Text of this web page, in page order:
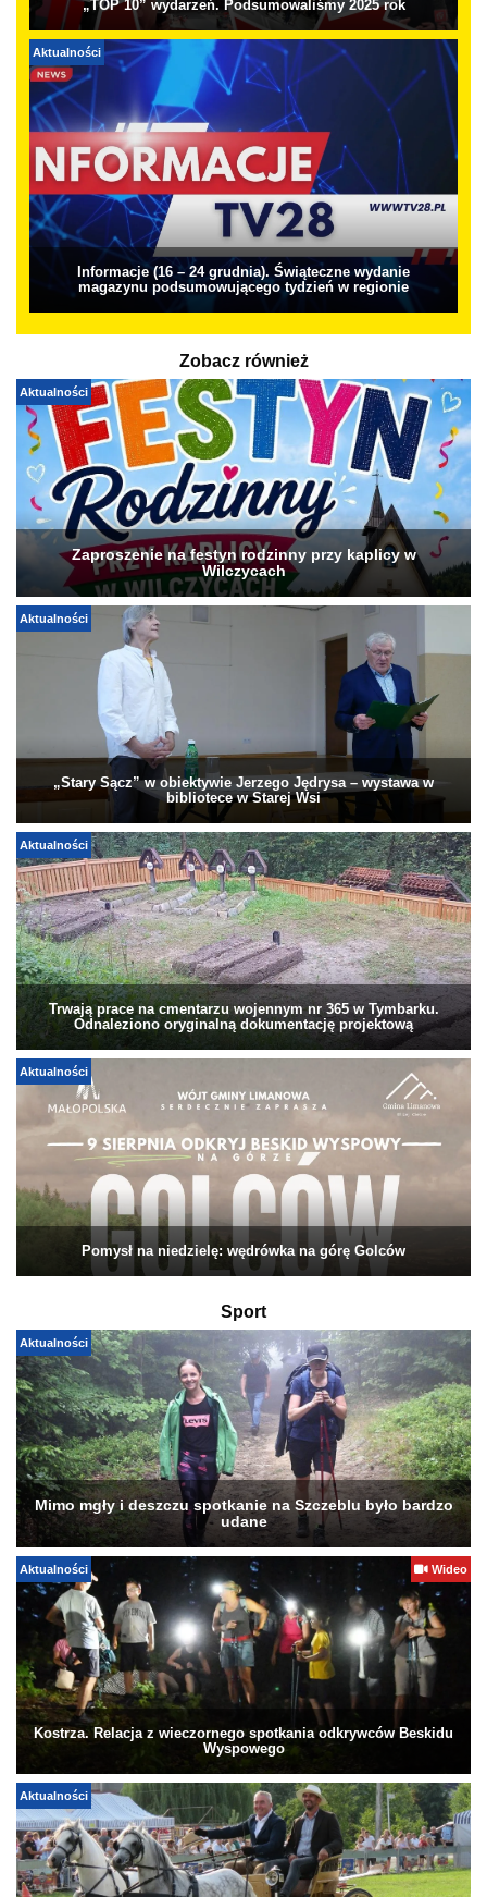
„TOP 10” wydarzeń. Podsumowaliśmy 2025 rok
Aktualności
Informacje (16 – 24 grudnia). Świąteczne wydanie
magazynu podsumowującego tydzień w regionie
Zobacz również
Aktualności
Zaproszenie na festyn rodzinny przy kaplicy w
Wilczycach
Aktualności
„Stary Sącz” w obiektywie Jerzego Jędrysa – wystawa w
bibliotece w Starej Wsi
Aktualności
Trwają prace na cmentarzu wojennym nr 365 w Tymbarku.
Odnaleziono oryginalną dokumentację projektową
Aktualności
Pomysł na niedzielę: wędrówka na górę Golców
Sport
Aktualności
Mimo mgły i deszczu spotkanie na Szczeblu było bardzo
udane
Aktualności Wideo
Kostrza. Relacja z wieczornego spotkania odkrywców Beskidu
Wyspowego
Aktualności